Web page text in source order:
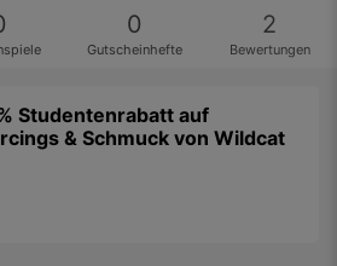
0
Gutscheinhefte
2
Bewertungen
Studentenrabatt auf
& Schmuck von Wildcat